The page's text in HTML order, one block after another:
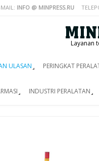
INFO @ MINPRESS.RU
Layanan
ULASAN PERINGKAT
INDUSTRI PERALATAN